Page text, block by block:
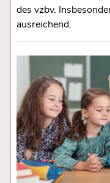
des vzbv.
ausreichend.